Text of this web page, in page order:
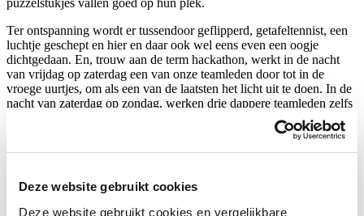
Deze website gebruikt cookies
Deze website gebruikt cookies en vergelijkbare
puzzelstukjes vallen goed op hun plek.
Ter ontspanning wordt er tussendoor geflipperd, getafeltennist, een
luchtje geschept en hier en daar ook wel eens even een oogje
dichtgedaan. En, trouw aan de term hackathon, werkt in de nacht
van vrijdag op zaterdag een van onze teamleden door tot in de
vroege uurtjes, om als een van de laatsten het licht uit te doen. In de
nacht van zaterdag op zondag, werken drie dappere teamleden zelfs
de hele nacht door, met een indrukwekkend werkende applicatie tot
Zondagmiddag om 12.00 zijn de 48 uren ten einde en wordt er
gestart met het jureren van de verschillende projecten. Onze pitch